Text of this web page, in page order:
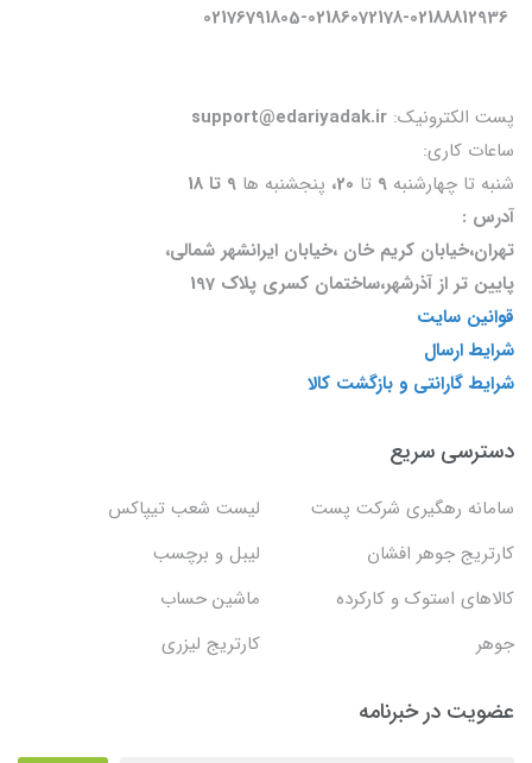
02176791805-02186072178-02188812936
پست الکترونیک:
ساعات کاری:
شنبه تا چهارشنبه 9 تا 20، پنجشنبه ها
آدرس :
تهران،خیابان کریم خان ،خیابان ایرانشهر شمالی،
پایین تر از آذرشهر،ساختمان کسری پلاک 197
قوانین سایت
شرایط ارسال
شرایط گارانتی و بازگشت کالا
دسترسی سریع
سامانه رهگیری شرکت پست
لیست شعب تیپاکس
کارتریج جوهر افشان
لیبل و برچسب
کالاهای استوک و کارکرده
ماشین حساب
جوهر
کارتریج لیزری
عضویت در خبرنامه